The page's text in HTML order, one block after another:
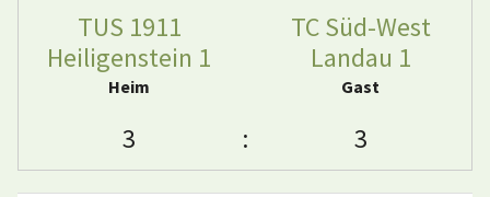
TUS 1911
Heiligenstein 1
Heim
TC Süd-West
Landau 1
Gast
3 : 3